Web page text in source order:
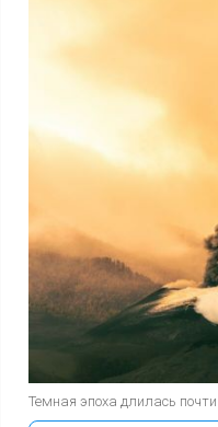
Темная эпоха длилась